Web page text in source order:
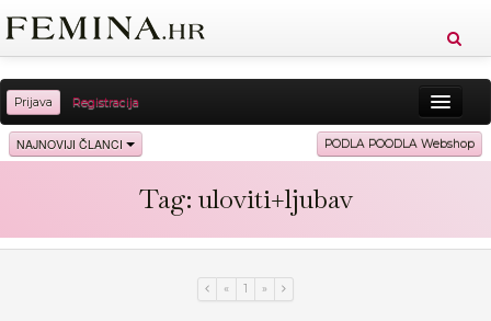
Prijava Registracija
Sreća Zdravlje Vitkost
Ljubav Relax Putovanja
NAJNOVIJI ČLANCI PODLA POODLA Webshop
Tag: uloviti+ljubav
« 1 »